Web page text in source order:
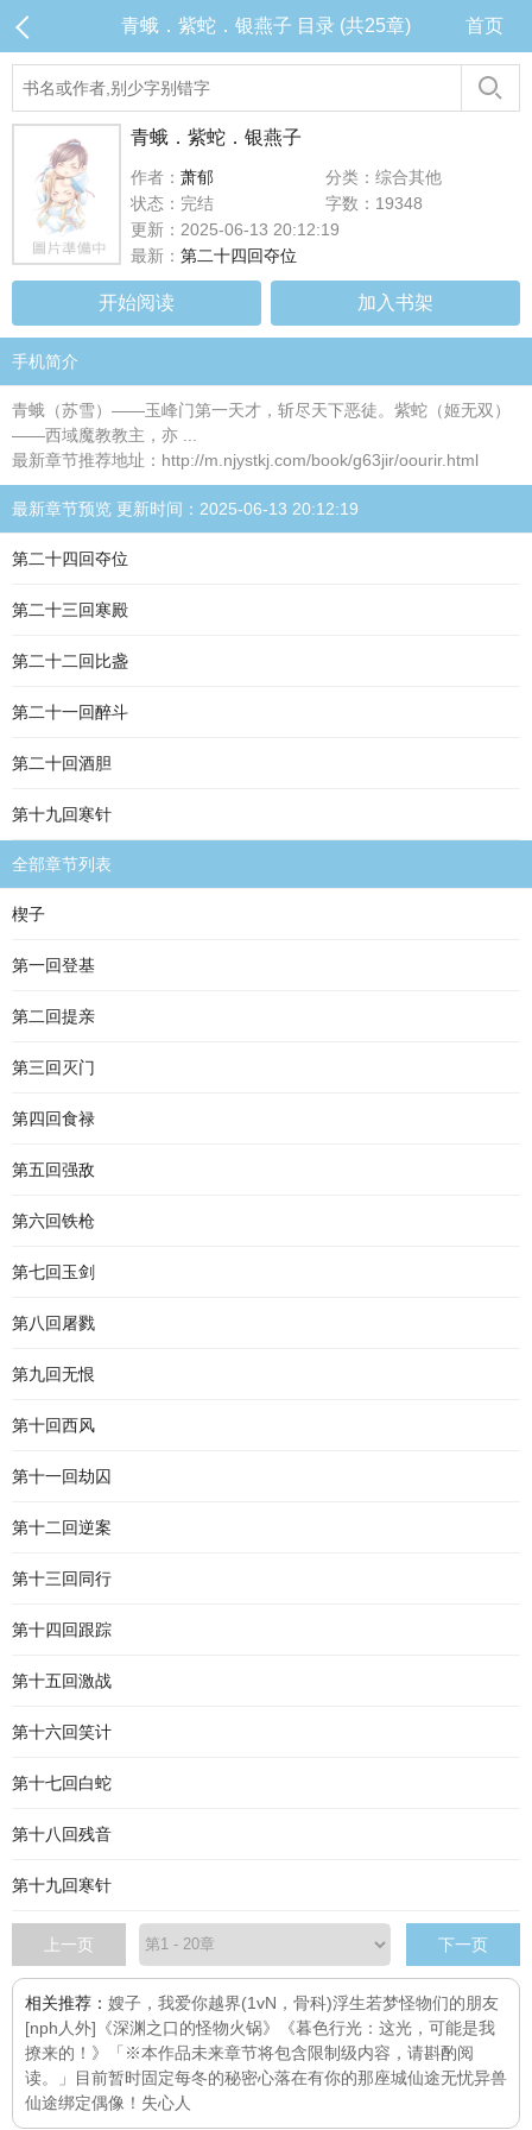
青蛾．紫蛇．银燕子 目录 (共25章) 首页
青蛾．紫蛇．银燕子
作者： 萧郁
分类：综合其他
状态：完结
字数：19348
更新：2025-06-13 20:12:19
最新： 第二十四回夺位
开始阅读 加入书架
手机简介
青蛾（苏雪）——玉峰门第一天才，斩尽天下恶徒。紫蛇（姬无双）
——西域魔教教主，亦 ...
最新章节推荐地址：http://m.njystkj.com/book/g63jir/oourir.html
最新章节预览 更新时间：2025-06-13 20:12:19
第二十四回夺位
第二十三回寒殿
第二十二回比盏
第二十一回醉斗
第二十回酒胆
第十九回寒针
全部章节列表
楔子
第一回登基
第二回提亲
第三回灭门
第四回食禄
第五回强敌
第六回铁枪
第七回玉剑
第八回屠戮
第九回无恨
第十回西风
第十一回劫囚
第十二回逆案
第十三回同行
第十四回跟踪
第十五回激战
第十六回笑计
第十七回白蛇
第十八回残音
第十九回寒针
上一页 下一页
相关推荐： 嫂子，我爱你越界(1vN，骨科)浮生若梦怪物们的朋友
[nph人外] 《深渊之口的怪物火锅》
《暮色行光：这光，可能是我
撩来的！》「※本作品未来章节将包含限制级内容，请斟酌阅
读。」目前暂时固定每冬的秘密心落在有你的那座城仙途无忧异兽
仙途绑定偶像！ 失心人